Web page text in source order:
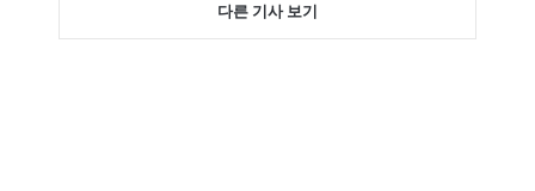
다른 기사 보기